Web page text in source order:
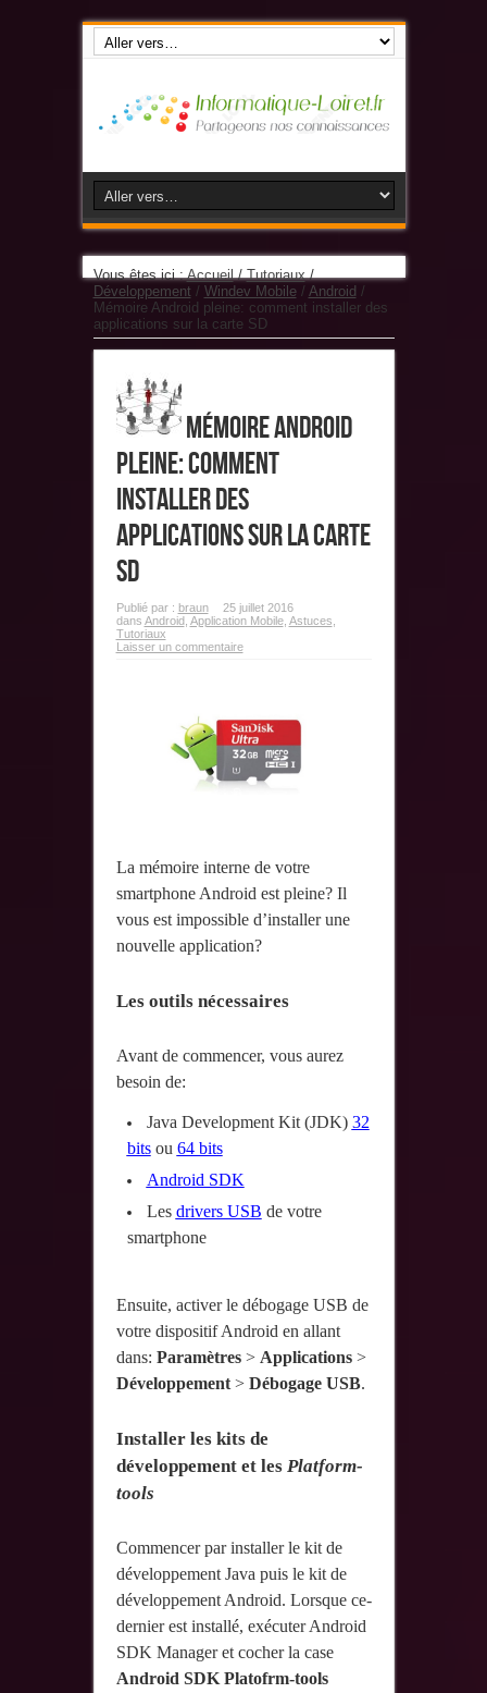
Vous êtes ici :Accueil/Tutoriaux/
Développement/ Windev Mobile/ Android /
Mémoire Android pleine: comment installer des
applications sur la carte SD
Mémoire Android
pleine: comment
installer des
applications sur la carte
SD
Publié par : braun
25 juillet 2016
dans Android, Application Mobile, Astuces
Tutoriaux
Laisser un commentaire
La mémoire interne de votre
smartphone Android est pleine? Il
vous est impossible d’installer une
nouvelle application?
Les outils nécessaires
Avant de commencer, vous aurez
besoin de:
Java Development Kit (JDK) 32
bitsou 64 bits
Android SDK
Les drivers USB de votre
smartphone
Ensuite, activer le débogage USB de
votre dispositif Android en allant
dans: Paramètres> Applications>
Développement> Débogage USB.
Installer les kits de
développement et les Platform-
tools
Commencer par installer le kit de
développement Java puis le kit de
développement Android. Lorsque ce-
dernier est installé, exécuter Android
SDK Manager et cocher la case
Android SDK Platofrm-tools